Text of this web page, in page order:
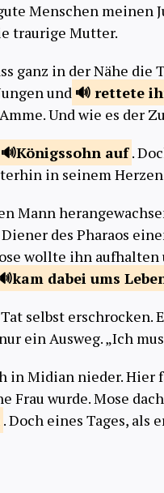
Menschen meinen
traurige Mutter.
ganz in der Nähe die
und
rettete
Und wie es der
Königssohn auf .
in seinem
Mann
Diener des Pharaos
wollte ihn
kam dabei ums
selbst erschrocken.
ein Ausweg. „Ich
in Midian nieder. Hier
Frau wurde. Mose
. Doch eines Tages, als